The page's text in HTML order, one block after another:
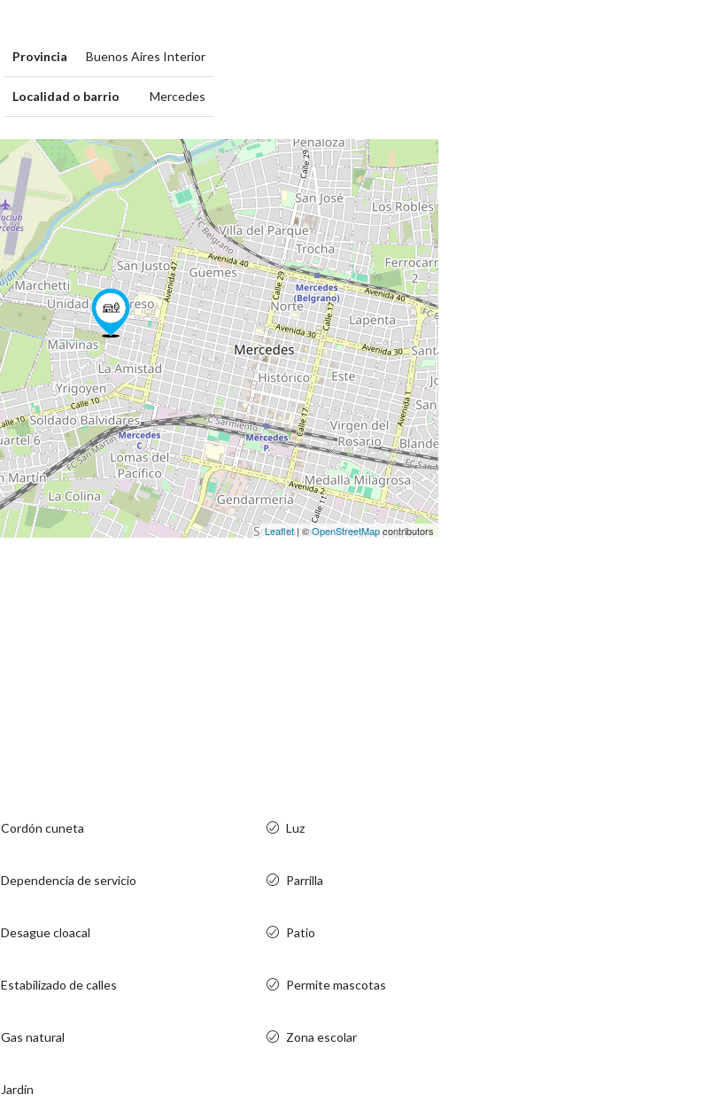
Provincia Buenos Aires Interior
Localidad o barrio Mercedes
Leaflet| ©OpenStreetMapcontributors
Cordón cuneta
Dependencia de servicio
Desague cloacal
Estabilizado de calles
Gas natural
Jardín
Luz
Parrilla
Patio
Permite mascotas
Zona escolar